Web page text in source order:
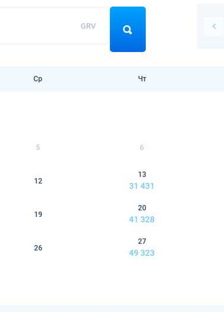
GRV
Ср Чт
5 6
12
13
31 431
19
20
41 328
26
27
49 323